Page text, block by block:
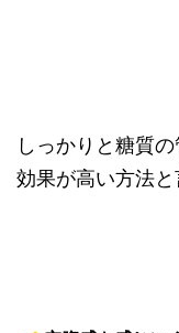
しっかりと糖質
効果が高い方法と